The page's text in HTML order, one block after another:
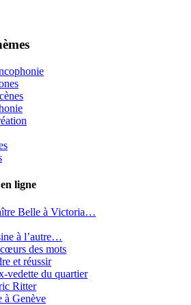
ligne
Belle à Victoria…
à l’autre…
des mots
et réussir
vedette du quartier
Ritter
à Genève